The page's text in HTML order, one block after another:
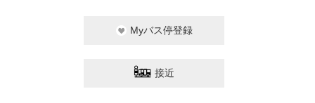
Myバス停登録
接近